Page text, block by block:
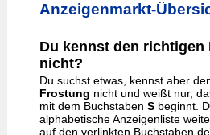
Anzeigenmarkt-
Du kennst den richtigen
nicht?
Du suchst etwas, kennst aber
Frostung nicht und weißt nur,
mit dem Buchstaben Sbeginnt.
alphabetische Anzeigenliste
auf den verlinkten Buchstaben